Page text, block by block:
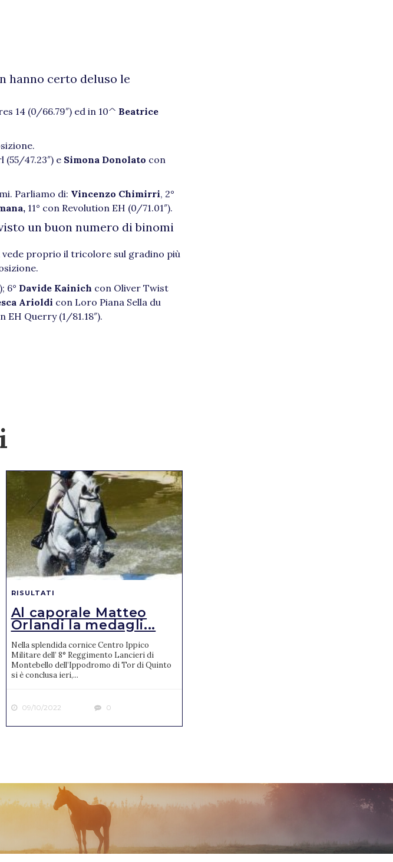
hanno certo deluso le
14 (0/66.79″) ed in 10^ Beatrice
(55/47.23″) e Simona Donolato con
Parliamo di: Vincenzo Chimirri, 2°
11° con Revolution EH (0/71.01″).
un buon numero di binomi
vede proprio il tricolore sul gradino più
6° Davide Kainich con Oliver Twist
Arioldi con Loro Piana Sella du
EH Querry (1/81.18″).
RISULTATI
Al caporale Matteo
Orlandi la medagli...
Nella splendida cornice Centro Ippico
Militare dell’ 8° Reggimento Lancieri di
Montebello dell’Ippodromo di Tor di Quinto
si è conclusa ieri,...
09/10/2022 0